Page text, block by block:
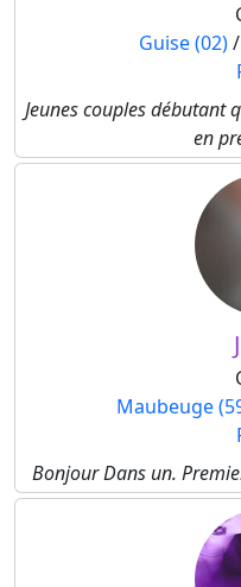
Guise (02)/
Jeunes couples débutant
en
Maubeuge
Bonjour Dans un.